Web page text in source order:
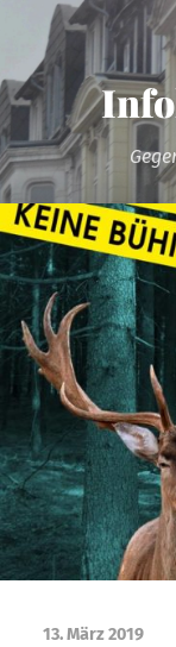
13. März 2019